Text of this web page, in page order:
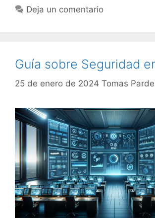
Deja un comentario
Guía sobre Seguridad
25 de enero de 2024 Tomas